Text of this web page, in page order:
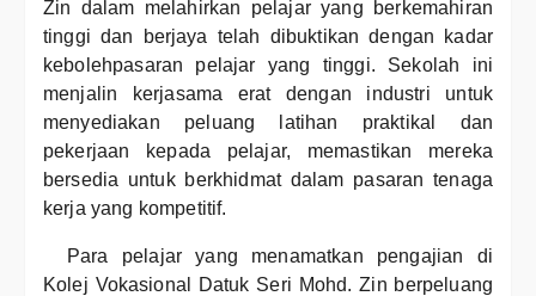
Zin dalam melahirkan pelajar yang berkemahiran
tinggi dan berjaya telah dibuktikan dengan kadar
kebolehpasaran pelajar yang tinggi. Sekolah ini
menjalin kerjasama erat dengan industri untuk
menyediakan peluang latihan praktikal dan
pekerjaan kepada pelajar, memastikan mereka
bersedia untuk berkhidmat dalam pasaran tenaga
kerja yang kompetitif.
Para pelajar yang menamatkan pengajian di
Kolej Vokasional Datuk Seri Mohd. Zin berpeluang